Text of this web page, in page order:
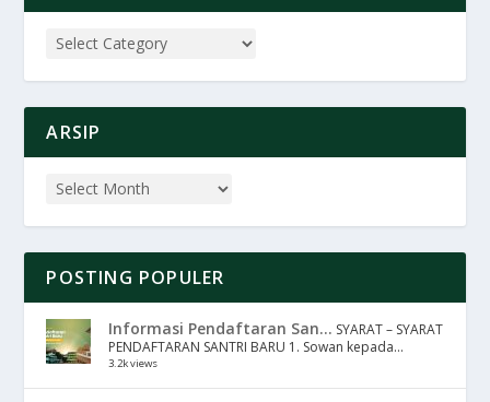
ARSIP
POSTING POPULER
Informasi Pendaftaran San... SYARAT – SYARAT
PENDAFTARAN SANTRI BARU 1. Sowan kepada...
3.2k views